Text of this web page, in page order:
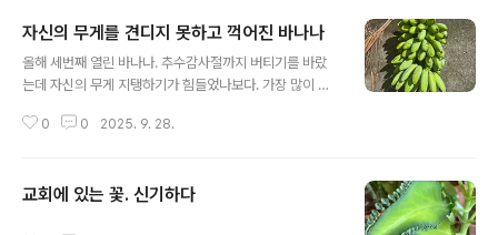
자신의 무게를 견디지 못하고 꺽어진 바나나
올해 세번째 열린 바나나. 추수감사절까지 버티기를 바랐
는데 자신의 무게 지탱하기가 힘들었나보다. 가장 많이 열
0 0 2025. 9. 28.
교회에 있는 꽃. 신기하다